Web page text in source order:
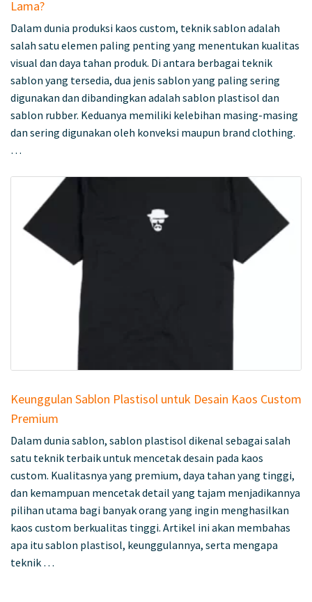
Lama?
Dalam dunia produksi kaos custom, teknik sablon adalah
salah satu elemen paling penting yang menentukan kualitas
visual dan daya tahan produk. Di antara berbagai teknik
sablon yang tersedia, dua jenis sablon yang paling sering
digunakan dan dibandingkan adalah sablon plastisol dan
sablon rubber. Keduanya memiliki kelebihan masing-masing
dan sering digunakan oleh konveksi maupun brand clothing.
…
Keunggulan Sablon Plastisol untuk Desain Kaos Custom
Premium
Dalam dunia sablon, sablon plastisol dikenal sebagai salah
satu teknik terbaik untuk mencetak desain pada kaos
custom. Kualitasnya yang premium, daya tahan yang tinggi,
dan kemampuan mencetak detail yang tajam menjadikannya
pilihan utama bagi banyak orang yang ingin menghasilkan
kaos custom berkualitas tinggi. Artikel ini akan membahas
apa itu sablon plastisol, keunggulannya, serta mengapa
teknik …